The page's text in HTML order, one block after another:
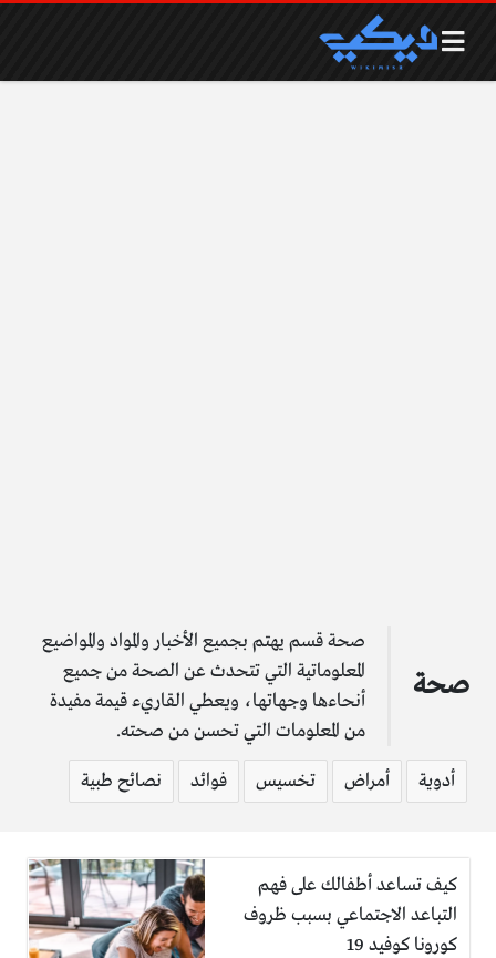
صحة
صحة قسم يهتم بجميع الأخبار والمواد والمواضيع
المعلوماتية التي تتحدث عن الصحة من جميع
أنحاءها وجهاتها، ويعطي القاريء قيمة مفيدة
من المعلومات التي تحسن من صحته.
أدوية أمراض تخسيس فوائد نصائح طبية
كيف تساعد أطفالك على فهم
التباعد الاجتماعي بسبب ظروف
كورونا كوفيد 19